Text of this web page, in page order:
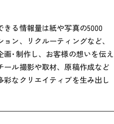
る情報量は紙や写真の5000
ン、リクルーティングなど、
･制作し、お客様の想いを伝え
ル撮影や取材、原稿作成など
なクリエイティブを生み出し